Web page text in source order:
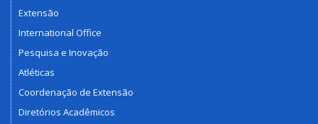
Extensão
International Office
Pesquisa e Inovação
Atléticas
Coordenação de Extensão
Diretórios Acadêmicos